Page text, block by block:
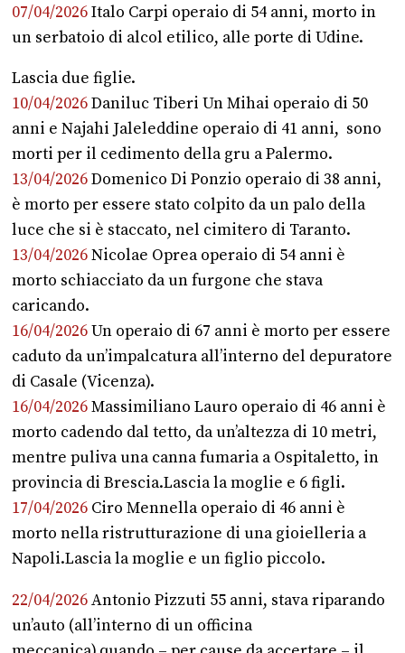
07/04/2026Italo Carpi operaio di 54 anni, morto in
un serbatoio di alcol etilico, alle porte di Udine.
Lascia due figlie.
10/04/2026Daniluc Tiberi Un Mihai operaio di 50
anni e Najahi Jaleleddine operaio di 41 anni, sono
morti per il cedimento della gru a Palermo.
13/04/2026Domenico Di Ponzio operaio di 38 anni,
è morto per essere stato colpito da un palo della
luce che si è staccato, nel cimitero di Taranto.
13/04/2026Nicolae Oprea operaio di 54 anni è
morto schiacciato da un furgone che stava
caricando.
16/04/2026Un operaio di 67 anni è morto per essere
caduto da un’impalcatura all’interno del depuratore
di Casale (Vicenza).
16/04/2026Massimiliano Lauro operaio di 46 anni è
morto cadendo dal tetto, da un’altezza di 10 metri,
mentre puliva una canna fumaria a Ospitaletto, in
provincia di Brescia.Lascia la moglie e 6 figli.
17/04/2026 Ciro Mennella operaio di 46 anni è
morto nella ristrutturazione di una gioielleria a
Napoli.Lascia la moglie e un figlio piccolo.
22/04/2026Antonio Pizzuti 55 anni, stava riparando
un’auto (all’interno di un officina